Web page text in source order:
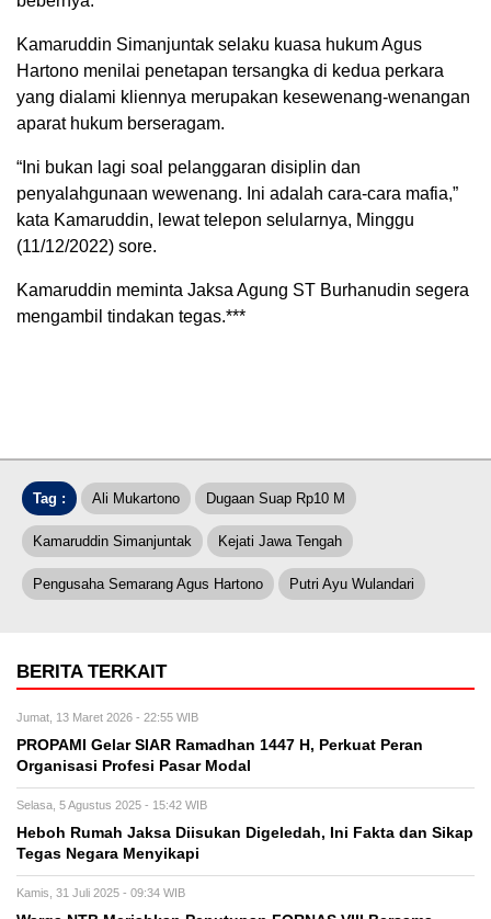
Kamaruddin Simanjuntak selaku kuasa hukum Agus
Hartono menilai penetapan tersangka di kedua perkara
yang dialami kliennya merupakan kesewenang-wenangan
aparat hukum berseragam.
“Ini bukan lagi soal pelanggaran disiplin dan
penyalahgunaan wewenang. Ini adalah cara-cara mafia,”
kata Kamaruddin, lewat telepon selularnya, Minggu
(11/12/2022) sore.
Kamaruddin meminta Jaksa Agung ST Burhanudin segera
mengambil tindakan tegas.***
Tag : Ali Mukartono Dugaan Suap Rp10 M
Kamaruddin Simanjuntak Kejati Jawa Tengah
Pengusaha Semarang Agus Hartono Putri Ayu Wulandari
BERITA TERKAIT
Jumat, 13 Maret 2026 - 22:55 WIB
PROPAMI Gelar SIAR Ramadhan 1447 H, Perkuat Peran
Organisasi Profesi Pasar Modal
Selasa, 5 Agustus 2025 - 15:42 WIB
Heboh Rumah Jaksa Diisukan Digeledah, Ini Fakta dan Sikap
Tegas Negara Menyikapi
Kamis, 31 Juli 2025 - 09:34 WIB